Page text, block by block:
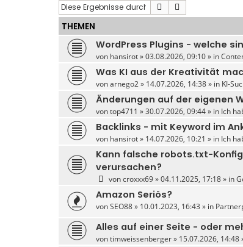
Suche
THEMEN
WordPress Plugins - welche
von hansirot» 03.08.2026, 09:10 » in
Was KI aus der Kreativität
vonarnego2» 14.07.2026, 14:38 » in KI-
Änderungen auf der eigenen
vontop4711 » 30.07.2026, 09:44 » in Ich
Backlinks - mit Keyword im
von hansirot» 14.07.2026, 10:21 » in Ich
Kann falsche robots.txt-
verursachen?
voncroxxx69» 04.11.2025, 17:18 » in
Amazon Seriös?
vonSEO88» 10.01.2023, 16:43 » in
Alles auf einer Seite - oder
vontimweissenberger» 15.07.2026, 14:48